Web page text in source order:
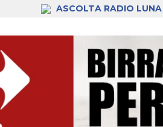
ASCOLTA RADIO LUNA